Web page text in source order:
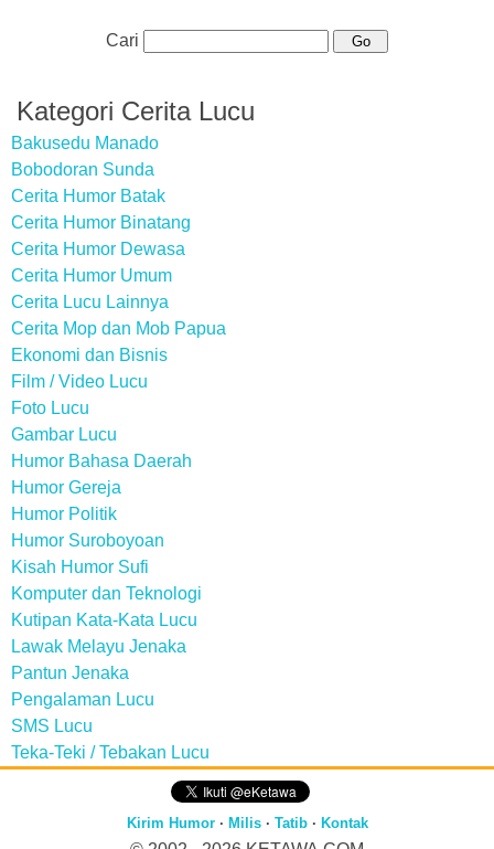
Cari
Kategori Cerita Lucu
Bakusedu Manado
Bobodoran Sunda
Cerita Humor Batak
Cerita Humor Binatang
Cerita Humor Dewasa
Cerita Humor Umum
Cerita Lucu Lainnya
Cerita Mop dan Mob Papua
Ekonomi dan Bisnis
Film / Video Lucu
Foto Lucu
Gambar Lucu
Humor Bahasa Daerah
Humor Gereja
Humor Politik
Humor Suroboyoan
Kisah Humor Sufi
Komputer dan Teknologi
Kutipan Kata-Kata Lucu
Lawak Melayu Jenaka
Pantun Jenaka
Pengalaman Lucu
SMS Lucu
Teka-Teki / Tebakan Lucu
Kirim Humor· Milis· Tatib· Kontak